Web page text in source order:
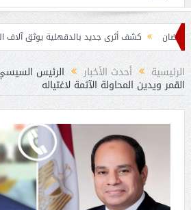
كشف أثرى جديد بالدقهلية يوثق آلاف السنين من
الرئيسية أحدث الأخبار الرئيس
القمر ويدين المحاولة الآثمة لاغتياله